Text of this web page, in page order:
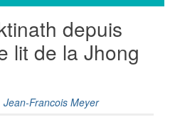
depuis
lit de la Jhong
Jean-Francois Meyer